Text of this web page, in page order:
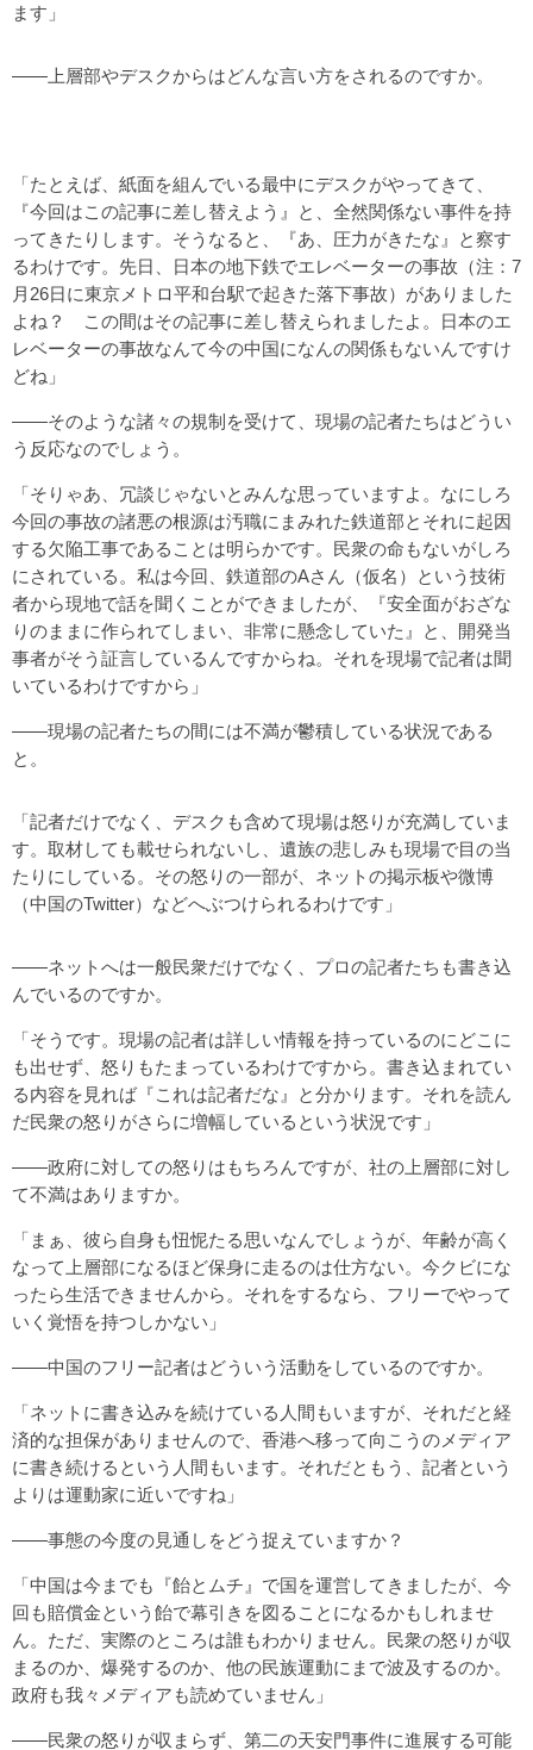
ます」
――上層部やデスクからはどんな言い方をされるのですか。
「たとえば、紙面を組んでいる最中にデスクがやってきて、
『今回はこの記事に差し替えよう』と、全然関係ない事件を持
ってきたりします。そうなると、『あ、圧力がきたな』と察す
るわけです。先日、日本の地下鉄でエレベーターの事故（注：7
月26日に東京メトロ平和台駅で起きた落下事故）がありました
よね？ この間はその記事に差し替えられましたよ。日本のエ
レベーターの事故なんて今の中国になんの関係もないんですけ
どね」
――そのような諸々の規制を受けて、現場の記者たちはどうい
う反応なのでしょう。
「そりゃあ、冗談じゃないとみんな思っていますよ。なにしろ
今回の事故の諸悪の根源は汚職にまみれた鉄道部とそれに起因
する欠陥工事であることは明らかです。民衆の命もないがしろ
にされている。私は今回、鉄道部のAさん（仮名）という技術
者から現地で話を聞くことができましたが、『安全面がおざな
りのままに作られてしまい、非常に懸念していた』と、開発当
事者がそう証言しているんですからね。それを現場で記者は聞
いているわけですから」
――現場の記者たちの間には不満が鬱積している状況である
と。
「記者だけでなく、デスクも含めて現場は怒りが充満していま
す。取材しても載せられないし、遺族の悲しみも現場で目の当
たりにしている。その怒りの一部が、ネットの掲示板や微博
（中国のTwitter）などへぶつけられるわけです」
――ネットへは一般民衆だけでなく、プロの記者たちも書き込
んでいるのですか。
「そうです。現場の記者は詳しい情報を持っているのにどこに
も出せず、怒りもたまっているわけですから。書き込まれてい
る内容を見れば『これは記者だな』と分かります。それを読ん
だ民衆の怒りがさらに増幅しているという状況です」
――政府に対しての怒りはもちろんですが、社の上層部に対し
て不満はありますか。
「まぁ、彼ら自身も忸怩たる思いなんでしょうが、年齢が高く
なって上層部になるほど保身に走るのは仕方ない。今クビにな
ったら生活できませんから。それをするなら、フリーでやって
いく覚悟を持つしかない」
――中国のフリー記者はどういう活動をしているのですか。
「ネットに書き込みを続けている人間もいますが、それだと経
済的な担保がありませんので、香港へ移って向こうのメディア
に書き続けるという人間もいます。それだともう、記者という
よりは運動家に近いですね」
――事態の今度の見通しをどう捉えていますか？
「中国は今までも『飴とムチ』で国を運営してきましたが、今
回も賠償金という飴で幕引きを図ることになるかもしれませ
ん。ただ、実際のところは誰もわかりません。民衆の怒りが収
まるのか、爆発するのか、他の民族運動にまで波及するのか。
政府も我々メディアも読めていません」
――民衆の怒りが収まらず、第二の天安門事件に進展する可能